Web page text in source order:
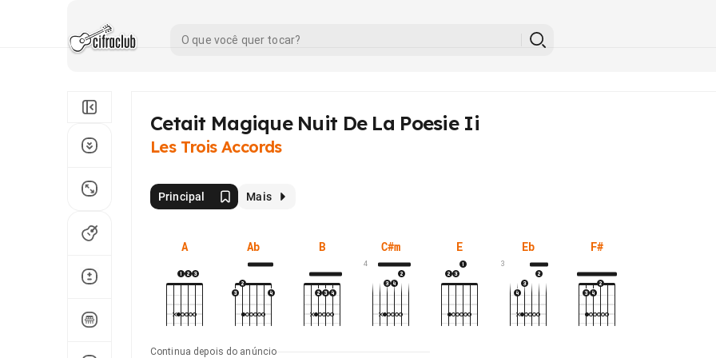
Cetait Magique Nuit De La Poesie Ii
Les Trois Accords
Principal Mais
A Ab B C#m
4
E Eb
3
F#
Continua depois do anúncio